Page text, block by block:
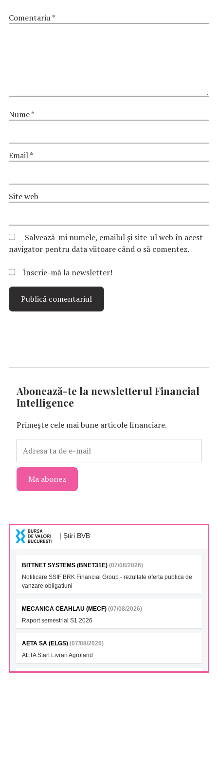
Comentariu*
Nume*
Email*
Site web
Salvează-mi numele, emailul și site-ul web în acest
navigator pentru data viitoare când o să comentez.
Înscrie-mă la newsletter!
Abonează-te la newsletterul Financial
Intelligence
Primește cele mai bune articole financiare.
| Știri BVB
BITTNET SYSTEMS (BNET31E) (07/08/2026)
Notificare SSIF BRK Financial Group - rezultate oferta publica de
vanzare obligatiuni
MECANICA CEAHLAU (MECF) (07/08/2026)
Raport semestrial S1 2026
AETA SA (ELGS) (07/08/2026)
AETA Start Livrari Agroland